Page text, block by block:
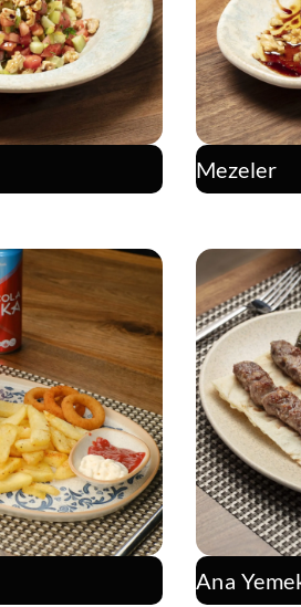
Mezeler
Ana